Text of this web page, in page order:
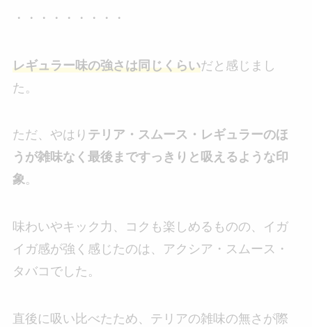
・・・・・・・・・
レギュラー味の強さは同じくらいだと感じまし
た。
ただ、やはり テリア・スムース・レギュラーのほ
うが雑味なく最後まですっきりと吸えるような印
象。
味わいやキック力、コクも楽しめるものの、イガ
イガ感が強く感じたのは、アクシア・スムース・
タバコでした。
直後に吸い比べたため、テリアの雑味の無さが際